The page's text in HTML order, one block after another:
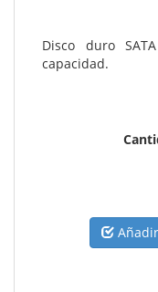
Disco duro
capacidad.